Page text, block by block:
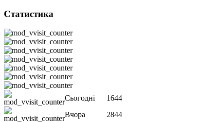
Статистика
Сьогодні
1644
Вчора
2844